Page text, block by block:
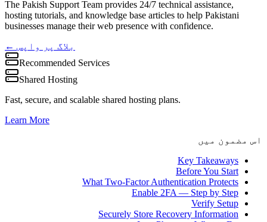
The Pakish Support Team provides 24/7 technical assistance,
hosting tutorials, and knowledge base articles to help Pakistani
businesses manage their web presence with confidence.
← بلاگ پر واپس
Recommended Services
Shared Hosting
Fast, secure, and scalable shared hosting plans.
Learn More
اس مضمون میں
Key Takeaways
Before You Start
What Two-Factor Authentication Protects
Enable 2FA — Step by Step
Verify Setup
Securely Store Recovery Information